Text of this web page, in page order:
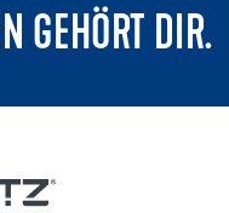
GEHÖRT DIR.